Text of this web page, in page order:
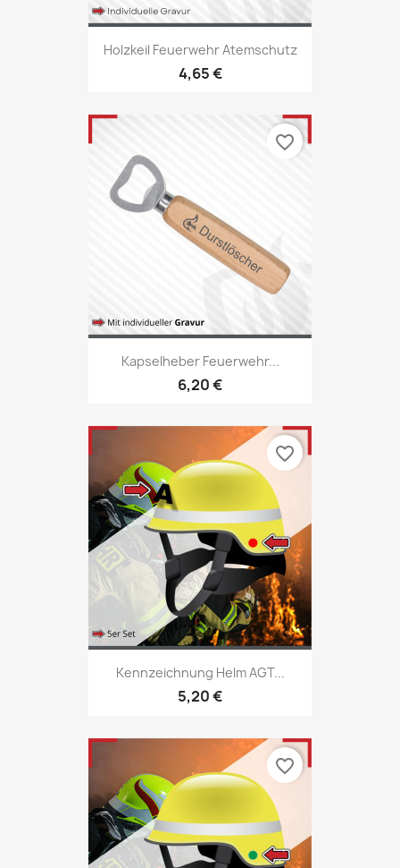
Holzkeil Feuerwehr Atemschutz
4,65 €
Kapselheber Feuerwehr...
6,20 €
favorite_border
Kennzeichnung Helm AGT...
5,20 €
favorite_border
favorite_border